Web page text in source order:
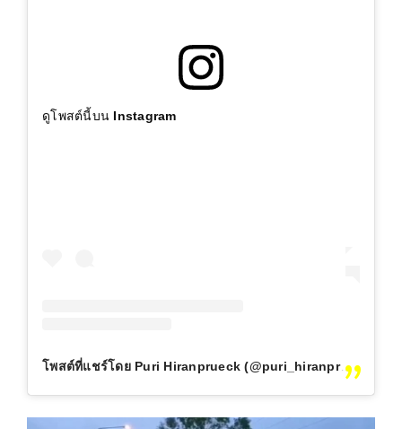
ดูโพสต์นี้บน Instagram
โพสต์ที่แชร์โดย Puri Hiranprueck (@puri_hiranprueck)